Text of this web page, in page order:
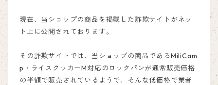
現在、当ショップの商品を掲載した詐欺サイトがネッ
ト上に公開されております。
その詐欺サイトでは、当ショップの商品であるMiliCam
p・ライスクッカーM対応のロックパンが通常販売価格
の半額で販売されているようで、そんな低価格で業者